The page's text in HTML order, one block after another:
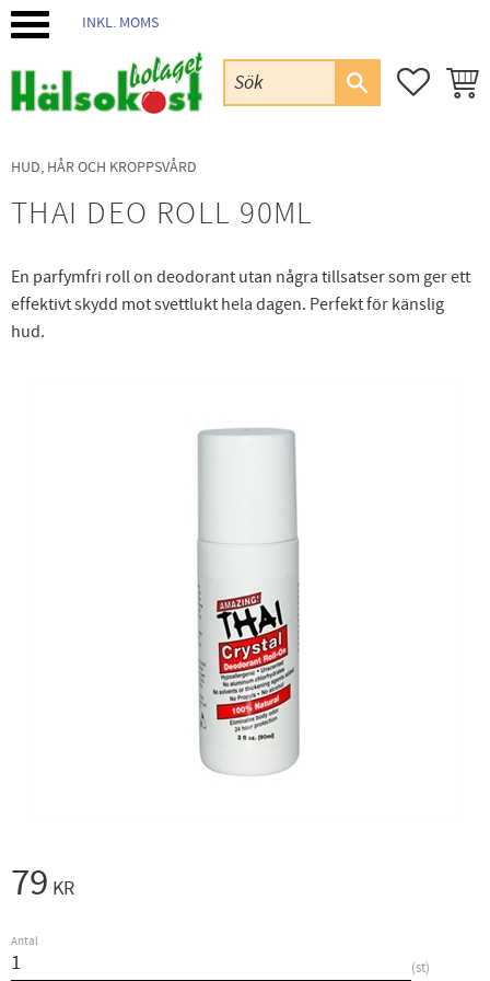
INKL. MOMS
HUD, HÅR OCH KROPPSVÅRD
THAI DEO ROLL 90ML
En parfymfri roll on deodorant utan några tillsatser som ger ett
effektivt skydd mot svettlukt hela dagen. Perfekt för känslig
hud.
79 KR
Antal
st